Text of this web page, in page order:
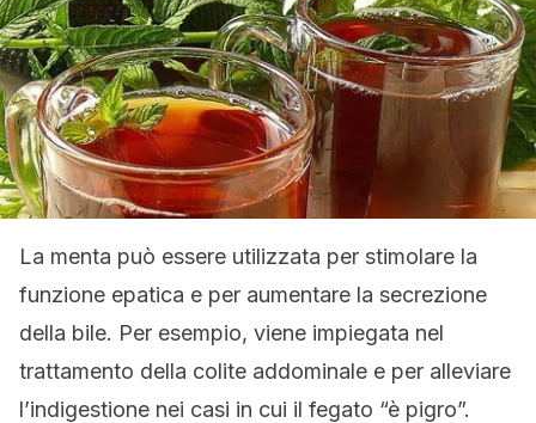
La menta può essere utilizzata per stimolare la
funzione epatica e per aumentare la secrezione
della bile. Per esempio, viene impiegata nel
trattamento della colite addominale e per alleviare
l’indigestione nei casi in cui il fegato “è pigro”.